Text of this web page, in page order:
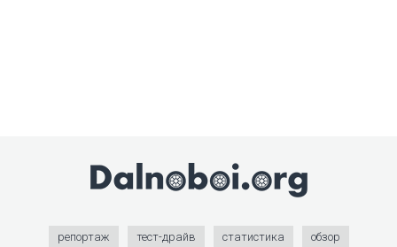
репортаж тест-драйв статистика обзор